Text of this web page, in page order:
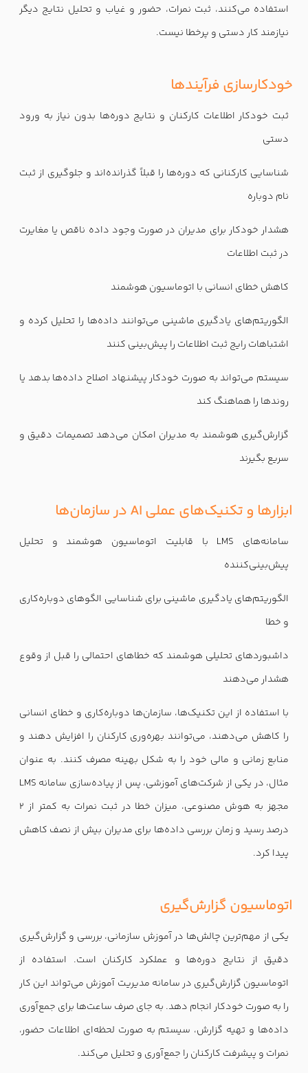
استفاده می‌کنند، ثبت نمرات، حضور و غیاب و تحلیل نتایج دیگر
نیازمند کار دستی و پرخطا نیست.
خودکارسازی فرآیندها
ثبت خودکار اطلاعات کارکنان و نتایج دوره‌ها بدون نیاز به ورود
دستی
شناسایی کارکنانی که دوره‌ها را قبلاً گذرانده‌اند و جلوگیری از ثبت
نام دوباره
هشدار خودکار برای مدیران در صورت وجود داده ناقص یا مغایرت
در ثبت اطلاعات
کاهش خطای انسانی با اتوماسیون هوشمند
الگوریتم‌های یادگیری ماشینی می‌توانند داده‌ها را تحلیل کرده و
اشتباهات رایج ثبت اطلاعات را پیش‌بینی کنند
سیستم می‌تواند به صورت خودکار پیشنهاد اصلاح داده‌ها بدهد یا
روندها را هماهنگ کند
گزارش‌گیری هوشمند به مدیران امکان می‌دهد تصمیمات دقیق و
سریع بگیرند
ابزارها و تکنیک‌های عملی AI در سازمان‌ها
سامانه‌های LMS با قابلیت اتوماسیون هوشمند و تحلیل
پیش‌بینی‌کننده
الگوریتم‌های یادگیری ماشینی برای شناسایی الگوهای دوباره‌کاری
و خطا
داشبوردهای تحلیلی هوشمند که خطاهای احتمالی را قبل از وقوع
هشدار می‌دهند
با استفاده از این تکنیک‌ها، سازمان‌ها دوباره‌کاری و خطای انسانی
را کاهش می‌دهند، می‌توانند بهره‌وری کارکنان را افزایش دهند و
منابع زمانی و مالی خود را به شکل بهینه مصرف کنند. به عنوان
مثال، در یکی از شرکت‌های آموزشی، پس از پیاده‌سازی سامانه LMS
مجهز به هوش مصنوعی، میزان خطا در ثبت نمرات به کمتر از ۲
درصد رسید و زمان بررسی داده‌ها برای مدیران بیش از نصف کاهش
پیدا کرد.
اتوماسیون گزارش‌گیری
یکی از مهم‌ترین چالش‌ها در آموزش سازمانی، بررسی و گزارش‌گیری
دقیق از نتایج دوره‌ها و عملکرد کارکنان است. استفاده از
اتوماسیون گزارش‌گیری در سامانه مدیریت آموزش می‌تواند این کار
را به صورت خودکار انجام دهد. به جای صرف ساعت‌ها برای جمع‌آوری
داده‌ها و تهیه گزارش، سیستم به صورت لحظه‌ای اطلاعات حضور،
نمرات و پیشرفت کارکنان را جمع‌آوری و تحلیل می‌کند.